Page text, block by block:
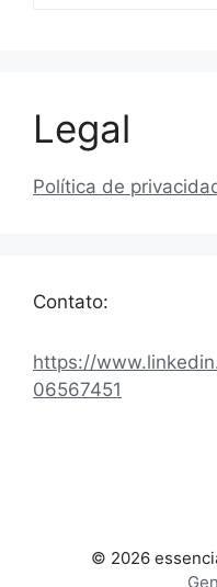
Legal
Política de
Contato:
https://
06567451
© 2026